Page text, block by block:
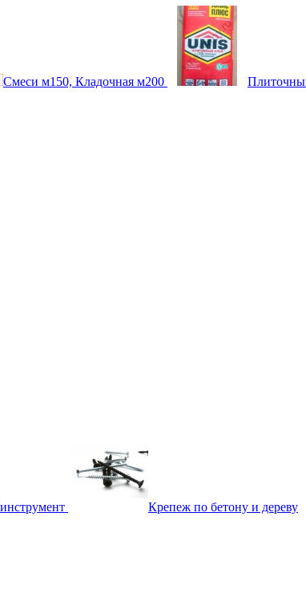
Смеси м150, Кладочная м200
Крепеж по бетону и дереву